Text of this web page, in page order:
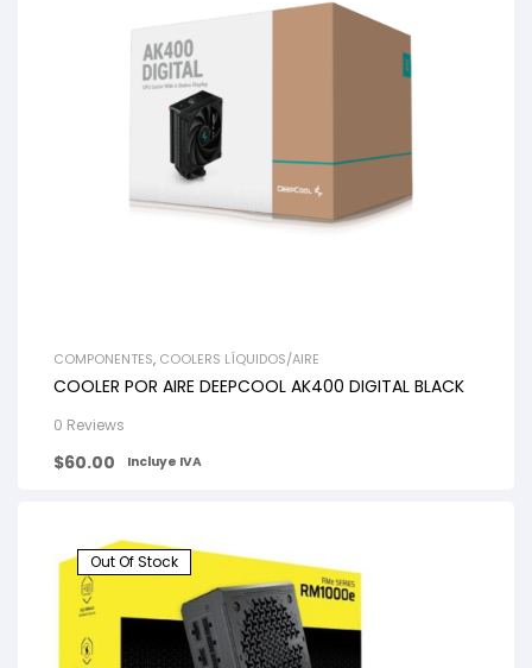
COMPONENTES, COOLERS LÍQUIDOS/AIRE
COOLER POR AIRE DEEPCOOL AK400 DIGITAL BLACK
0 Reviews
$60.00 Incluye IVA
Out Of Stock